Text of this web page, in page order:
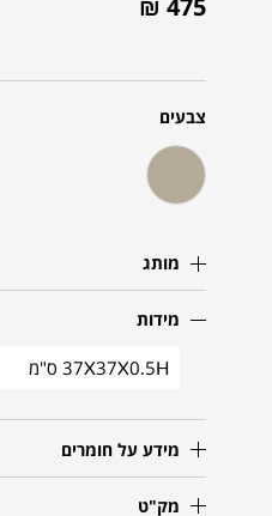
₪ 475
צבעים
מותג
מידות
37X37X0.5H ס"מ
מידע על חומרים
מק"ט